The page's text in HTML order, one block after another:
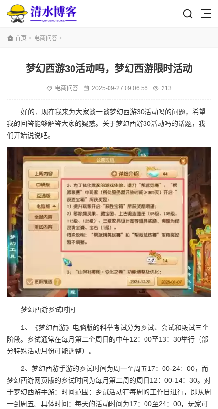
首页 > 电商问答 >
梦幻西游30活动吗，梦幻西游限时活动
电商问答 2025-09-27 09:06:56 213
好的，现在我来为大家谈一谈梦幻西游30活动吗的问题，希望
我的回答能够解答大家的疑惑。关于梦幻西游30活动吗的话题，我
们开始说说吧。
梦幻西游乡试时间
1、《梦幻西游》电脑版的科举考试分为乡试、会试和殿试三个
阶段。乡试通常在每月第二个周日的中午12：00至13：30举行（部
分特殊活动月份可能调整）。
2、梦幻西游手游的乡试时间为周一至周五17：00-24：00，而
梦幻西游网页版的乡试时间为每月第二周的周日12：00-14：30。对
于梦幻西游手游：时间范围：乡试活动在每周的工作日进行，即从周
一到周五。具体时间：每天的活动时间为17：00至24：00，玩家可